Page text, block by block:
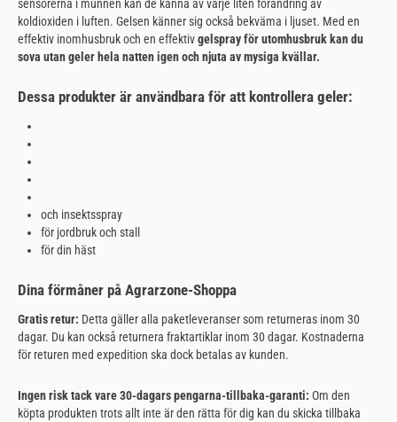
sensorerna i munnen kan de känna av varje liten förändring av
koldioxiden i luften. Gelsen känner sig också bekväma i ljuset. Med en
effektiv inomhusbruk och en effektivgelspray för utomhusbruk kan du
sova utan geler hela natten igen och njuta av mysiga kvällar.
Dessa produkter är användbara för att kontrollera geler:
och insektsspray
för jordbruk och stall
för din häst
Dina förmåner på Agrarzone-Shoppa
Gratis retur: Detta gäller alla paketleveranser som returneras inom 30
dagar. Du kan också returnera fraktartiklar inom 30 dagar. Kostnaderna
för returen med expedition ska dock betalas av kunden.
Ingen risk tack vare 30-dagars pengarna-tillbaka-garanti: Om den
köpta produkten trots allt inte är den rätta för dig kan du skicka tillbaka